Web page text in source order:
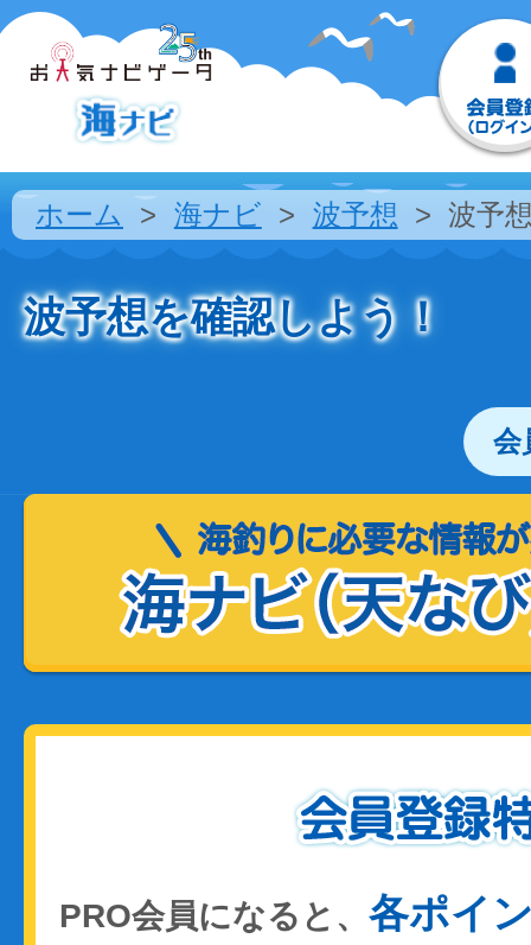
ホーム 海ナビ 波予想 波予
波予想を確認しよう！
会
PRO会員になると、 各ポイ